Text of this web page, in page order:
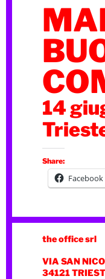
14
Share:
Facebook
the office srl
VIA SAN
34121